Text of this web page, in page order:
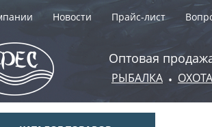
Новости Прайс-лист
Оптовая
РЫБАЛКА • ОХОТА